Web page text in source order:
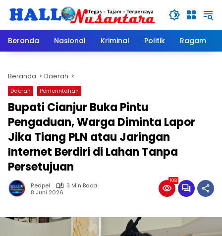
Beranda
Nasional Kriminal Politik Ragam
Beranda Daerah
Daerah Pemerintahan
Bupati Cianjur Buka Pintu
Pengaduan, Warga Diminta Lapor
Jika Tiang PLN atau Jaringan
Internet Berdiri di Lahan Tanpa
Persetujuan
Redpel
3 Min Baca
8 Juni 2026
108